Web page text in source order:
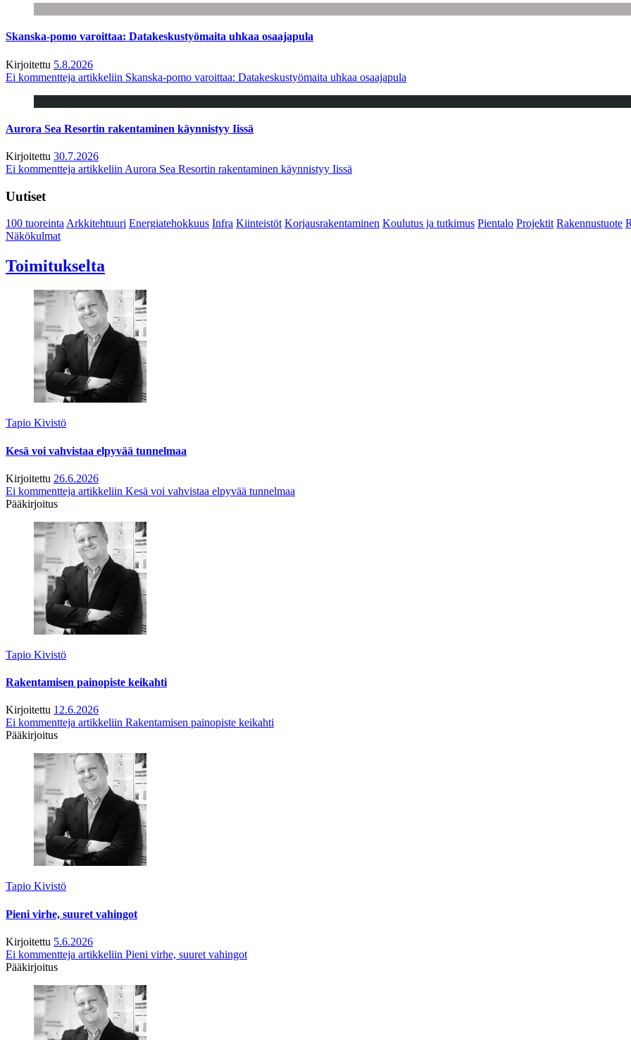
Skanska-pomo varoittaa: Datakeskustyömaita uhkaa osaajapula
Kirjoitettu 5.8.2026
Ei kommentteja artikkeliin Skanska-pomo varoittaa: Datakeskustyömaita uhkaa osaajapula
Aurora Sea Resortin rakentaminen käynnistyy Iissä
Kirjoitettu 30.7.2026
Ei kommentteja artikkeliin Aurora Sea Resortin rakentaminen käynnistyy Iissä
Uutiset
100 tuoreintaArkkitehtuuri Energiatehokkuus Infra Kiinteistöt Korjausrakentaminen Koulutus ja tutkimus Pientalo Projektit Rakennustuote
Näkökulmat
Toimitukselta
Tapio Kivistö
Kesä voi vahvistaa elpyvää tunnelmaa
Kirjoitettu 26.6.2026
Ei kommentteja artikkeliin Kesä voi vahvistaa elpyvää tunnelmaa
Pääkirjoitus
Tapio Kivistö
Rakentamisen painopiste keikahti
Kirjoitettu 12.6.2026
Ei kommentteja artikkeliin Rakentamisen painopiste keikahti
Pääkirjoitus
Tapio Kivistö
Pieni virhe, suuret vahingot
Kirjoitettu 5.6.2026
Ei kommentteja artikkeliin Pieni virhe, suuret vahingot
Pääkirjoitus